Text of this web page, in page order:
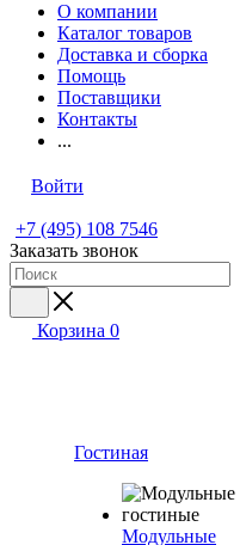
О компании
Каталог товаров
Доставка и сборка
Помощь
Поставщики
Контакты
...
Войти
+7 (495) 108 7546
Заказать звонок
Корзина 0
Гостиная
Модульные